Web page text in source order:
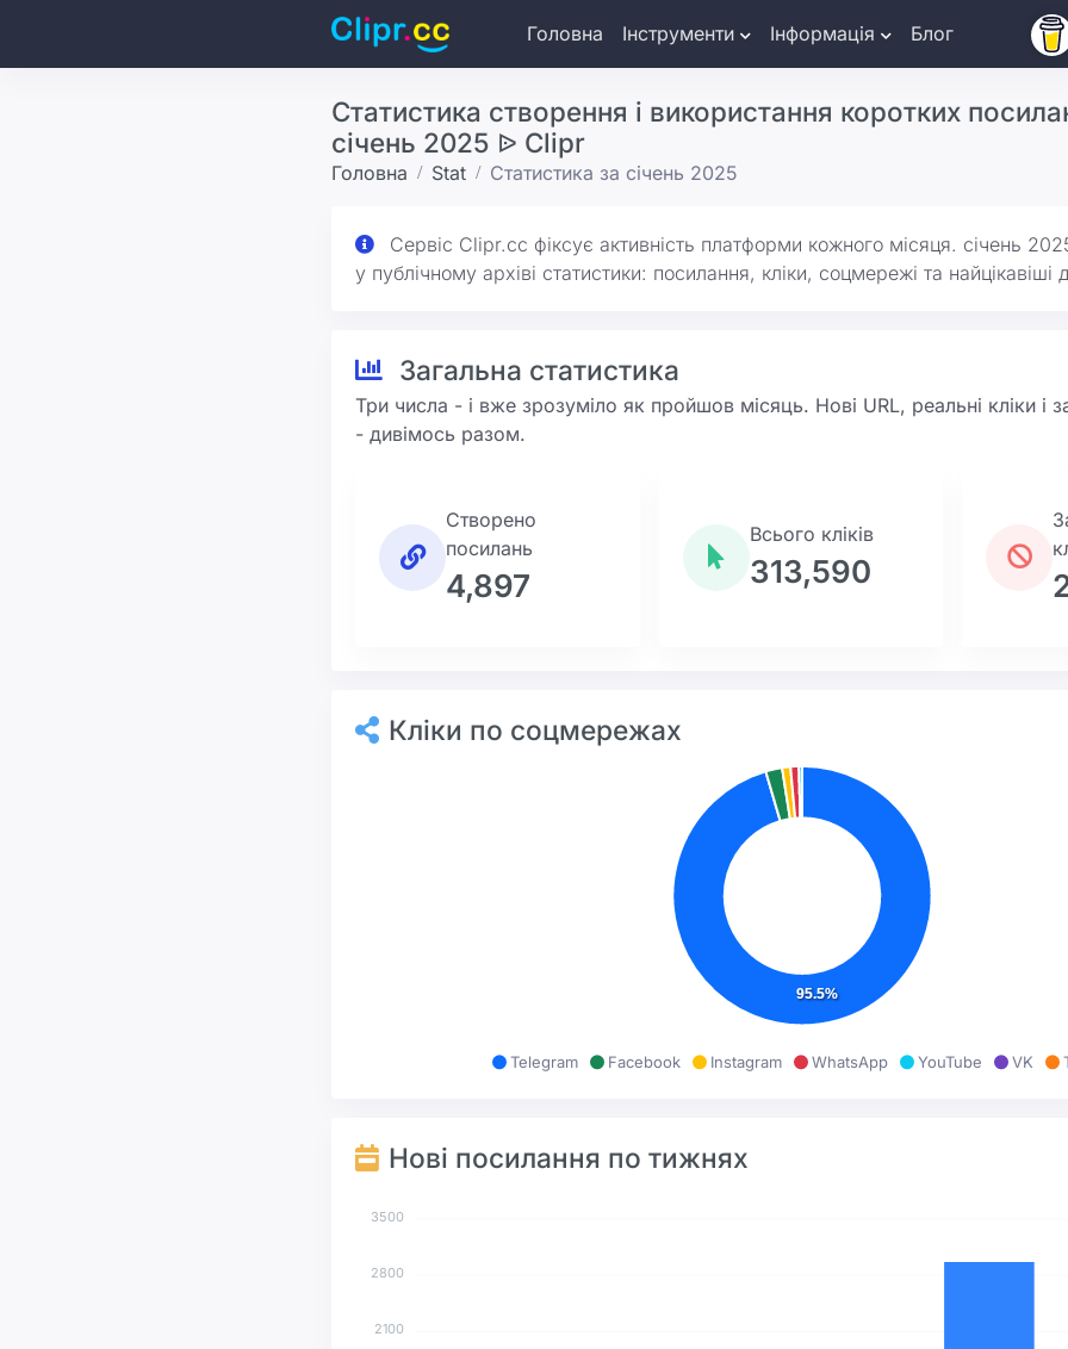
Головна Інструменти Інформація Блог
Статистика створення і використання коротких
січень 2025 ᐉ Clipr
Головна Stat Статистика за січень 2025
Сервіс Clipr.cc фіксує активність платформи кожного місяця. січень
у публічному архіві статистики: посилання, кліки, соцмережі та найцікавіші
Загальна статистика
Три числа - і вже зрозуміло як пройшов місяць. Нові URL, реальні кліки і
- дивімось разом.
Створено
посилань
4,897
Всього кліків
313,590
Кліки по соцмережах
Telegram Facebook Instagram WhatsApp YouTube VK
95.5%
Нові посилання по тижнях
3500
2800
2100